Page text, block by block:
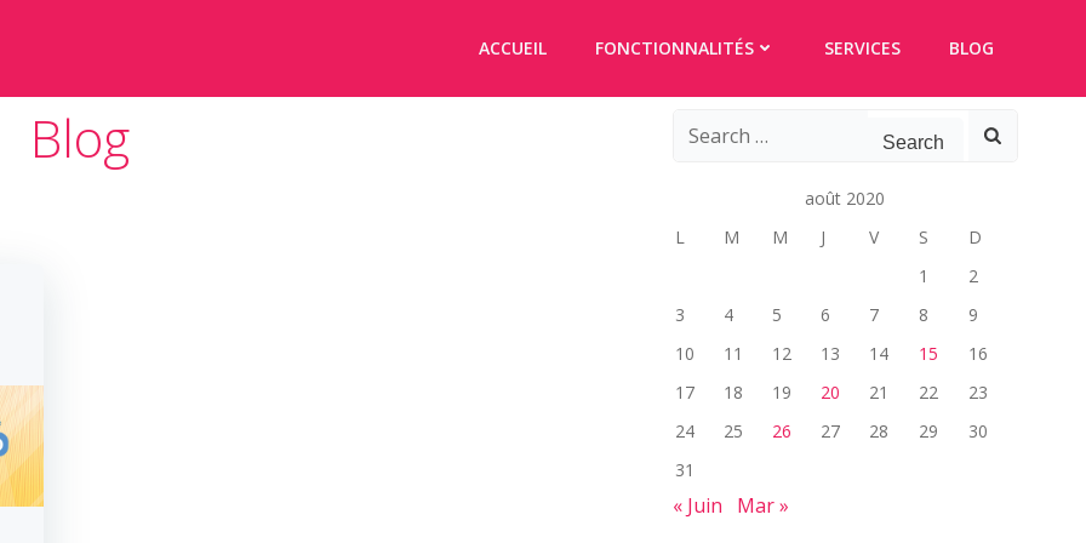
ACCUEIL FONCTIONNALITÉS SERVICES BLOG
Blog
Search
août 2020
L
M M J V S
D
1
2
3
4 5 6 7 8
9
10
11 12 13 14 15
16
17
18 19 20 21 22
23
24
25 26 27 28 29
30
31
« Juin Mar »